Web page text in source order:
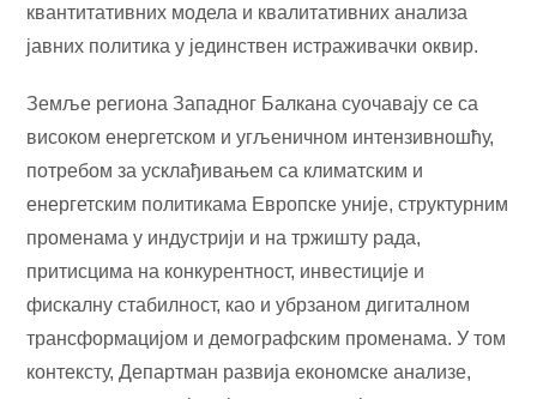
квантитативних модела и квалитативних анализа
јавних политика у јединствен истраживачки оквир.
Земље региона Западног Балкана суочавају се са
високом енергетском и угљеничном интензивношћу,
потребом за усклађивањем са климатским и
енергетским политикама Европске уније, структурним
променама у индустрији и на тржишту рада,
притисцима на конкурентност, инвестиције и
фискалну стабилност, као и убрзаном дигиталном
трансформацијом и демографским променама. У том
контексту, Департман развија економске анализе,